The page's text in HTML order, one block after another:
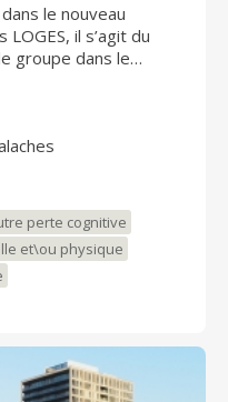
le nouveau
il s’agit du
groupe dans le
profitera d’un
espaces communs
incluant de
grand plaisir des
une pharmacie, un
une piscine et
salon de détente, des
jeu, un cinéma et un
et d’esthétique, et
est ici!
perte cognitive
et\ou physique